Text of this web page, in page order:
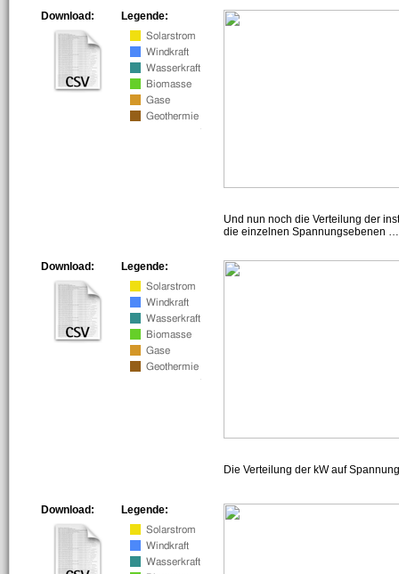
Legende:
Download:
Und nun noch die Verteilung der
die einzelnen Spannungsebenen
Legende:
Download:
Die Verteilung der kW auf
Legende:
Download: